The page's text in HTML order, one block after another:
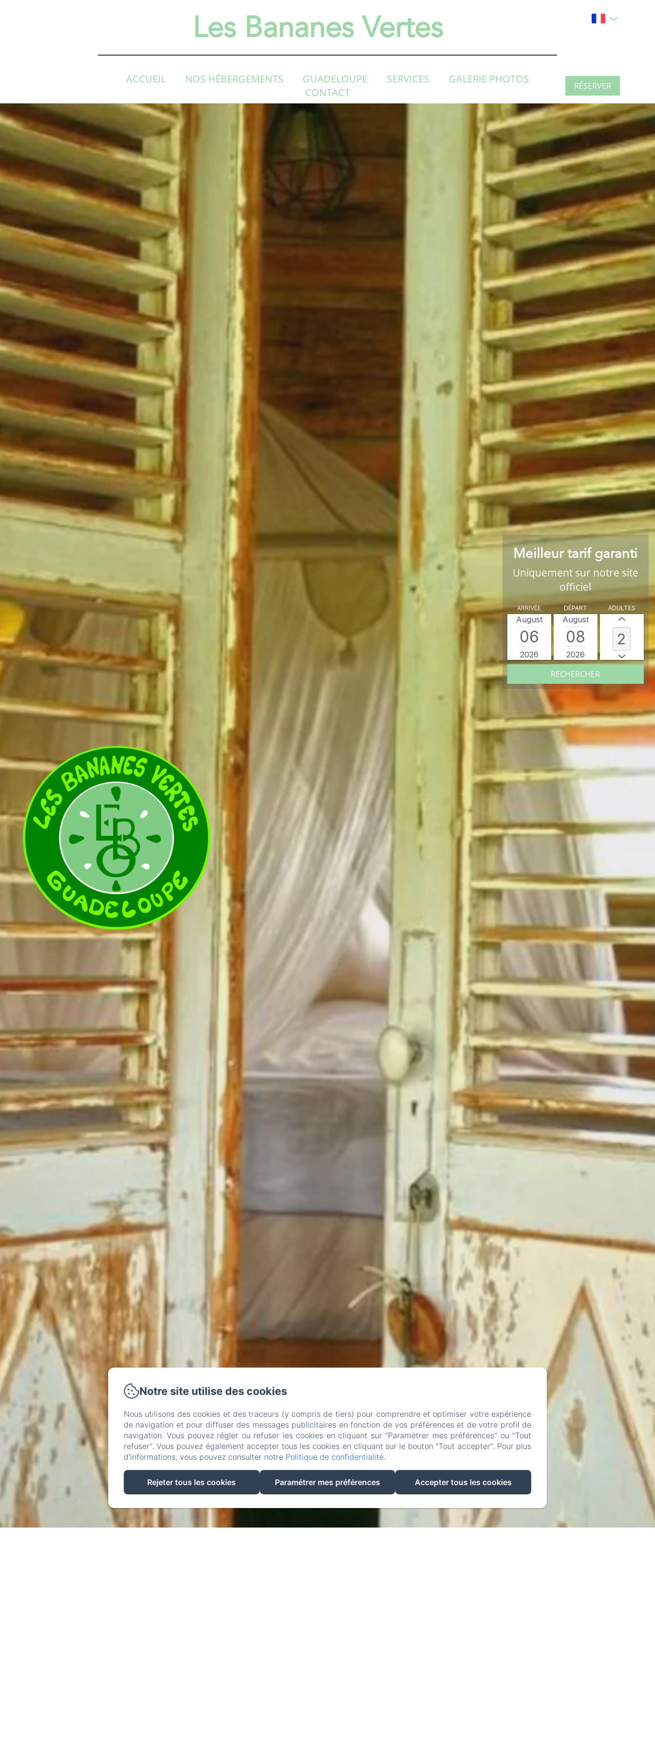
Les Bananes Vertes
ACCUEIL NOS HÉBERGEMENTS GUADELOUPE SERVICES
GALERIE PHOTOS
CONTACT
RÉSERVER
Meilleur tarif garanti
Uniquement sur notre site
officiel
ARRIVÉE
August
06
2026
DÉPART
August
08
2026
ADULTES
RECHERCHER
Notre site utilise des cookies
Nous utilisons des cookies et des traceurs (y compris de tiers) pour comprendre et optimiser votre expérience
de navigation et pour diffuser des messages publicitaires en fonction de vos préférences et de votre profil de
navigation. Vous pouvez régler ou refuser les cookies en cliquant sur "Paramétrer mes préférences" ou "Tout
refuser". Vous pouvez également accepter tous les cookies en cliquant sur le bouton "Tout accepter". Pour plus
d'informations, vous pouvez consulter notre Politique de confidentialité.
Rejeter tous les cookies Paramétrer mes préférences Accepter tous les cookies